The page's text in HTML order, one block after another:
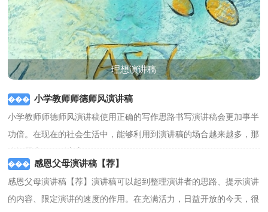
理想演讲稿
小学教师师德师风演讲稿
小学教师师德师风演讲稿使用正确的写作思路书写演讲稿会更加事半
功倍。在现在的社会生活中，能够利用到演讲稿的场合越来越多，那
感恩父母演讲稿【荐】
感恩父母演讲稿【荐】演讲稿可以起到整理演讲者的思路、提示演讲
的内容、限定演讲的速度的作用。在充满活力，日益开放的今天，很